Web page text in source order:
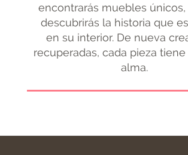
encontrarás muebles
descubrirás la historia que
en su interior. De nueva
recuperadas, cada pieza
alma.